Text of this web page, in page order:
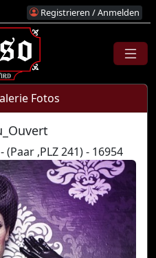
Registrieren / Anmelden
Fotos
(Paar ,PLZ 241) - 16954